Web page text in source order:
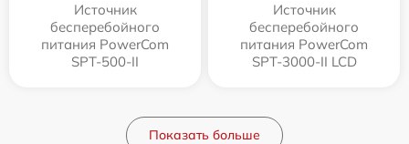
Источник
бесперебойного
питания PowerCom
SPT-500-II
Источник
бесперебойного
питания PowerCom
SPT-3000-II LCD
Показать больше